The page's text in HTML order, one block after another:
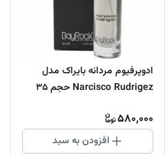
ادوپرفیوم مردانه بایراک مدل
Narcisco Rudrigez حجم 35
580,000
افزودن به سبد